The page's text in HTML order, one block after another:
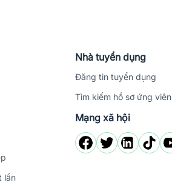
lần
Nhà tuyển dụng
Đăng tin tuyển dụng
Tìm kiếm hồ sơ ứng viên
Mạng xã hội